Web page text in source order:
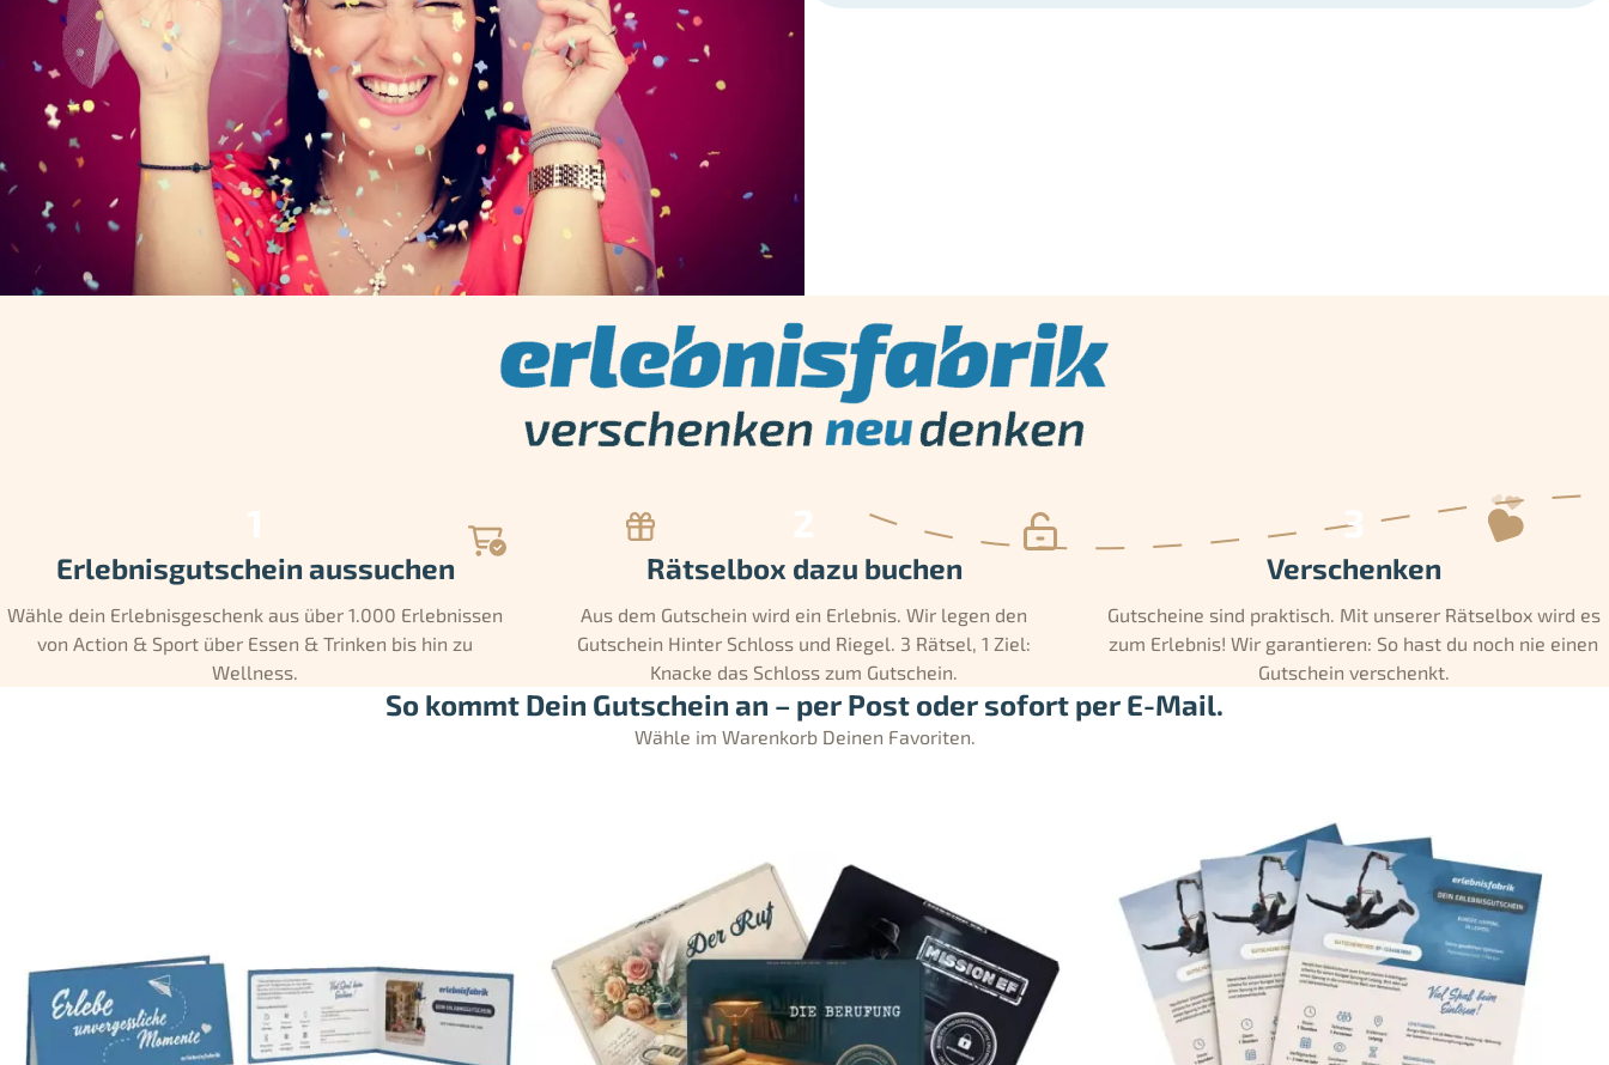
Erlebnisgutschein aussuchen
Wähle dein Erlebnisgeschenk aus über 1.000 Erlebnissen
von Action & Sport über Essen & Trinken bis hin zu
Wellness.
Rätselbox dazu buchen
Aus dem Gutschein wird ein Erlebnis. Wir legen den
Gutschein Hinter Schloss und Riegel. 3 Rätsel, 1 Ziel:
Knacke das Schloss zum Gutschein.
Verschenken
Gutscheine sind praktisch. Mit unserer Rätselbox wird es
zum Erlebnis! Wir garantieren: So hast du noch nie einen
Gutschein verschenkt.
So kommt Dein Gutschein an – per Post oder sofort per E-Mail.
Wähle im Warenkorb Deinen Favoriten.